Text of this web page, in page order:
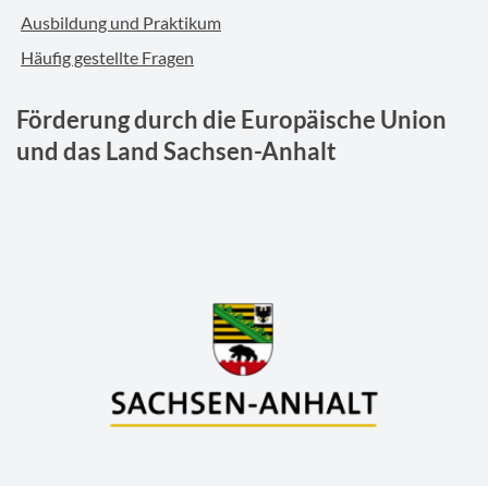
Ausbildung und Praktikum
Häufig gestellte Fragen
Förderung durch die Europäische Union
und das Land Sachsen-Anhalt